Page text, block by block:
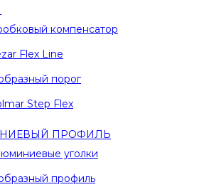
компенсатор
Flex Line
порог
Step Flex
ПРОФИЛЬ
уголки
профиль